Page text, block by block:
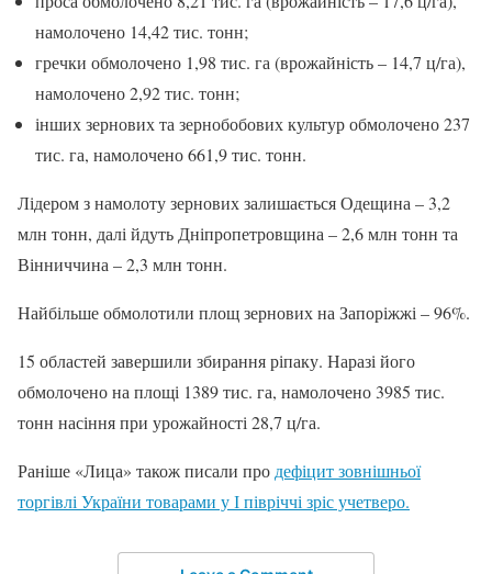
намолочено 14,42 тис. тонн;
гречки обмолочено 1,98 тис. га (врожайність – 14,7 ц/га),
намолочено 2,92 тис. тонн;
інших зернових та зернобобових культур обмолочено 237
тис. га, намолочено 661,9 тис. тонн.
Лідером з намолоту зернових залишається Одещина – 3,2
млн тонн, далі йдуть Дніпропетровщина – 2,6 млн тонн та
Вінниччина – 2,3 млн тонн.
Найбільше обмолотили площ зернових на Запоріжжі – 96%.
15 областей завершили збирання ріпаку. Наразі його
обмолочено на площі 1389 тис. га, намолочено 3985 тис.
тонн насіння при урожайності 28,7 ц/га.
Раніше «Лица» також писали продефіцит зовнішньої
торгівлі України товарами у І півріччі зріс учетверо.